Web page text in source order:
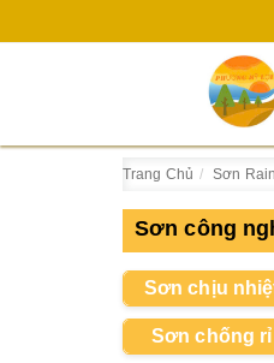
Trang Chủ Sơn
Sơn công
Sơn chịu
Sơn chống